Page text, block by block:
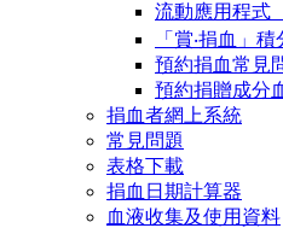
流動應用程式
「賞‧捐血」
預約捐血常見
預約捐贈成分
捐血者網上系統
常見問題
表格下載
捐血日期計算器
血液收集及使用資料